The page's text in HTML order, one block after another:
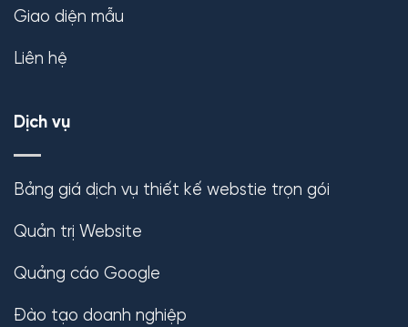
Giao diện mẫu
Liên hệ
Dịch vụ
Bảng giá dịch vụ thiết kế webstie trọn gói
Quản trị Website
Quảng cáo Google
Đào tạo doanh nghiệp